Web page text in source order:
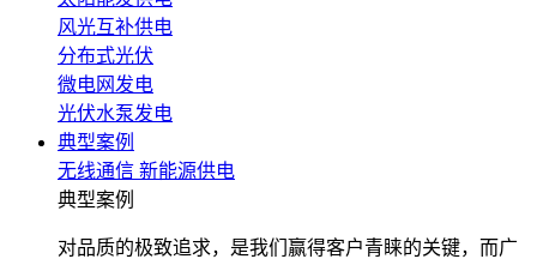
风光互补供电
分布式光伏
微电网发电
光伏水泵发电
典型案例
无线通信 新能源供电
典型案例
对品质的极致追求，是我们赢得客户青睐的关键，而广